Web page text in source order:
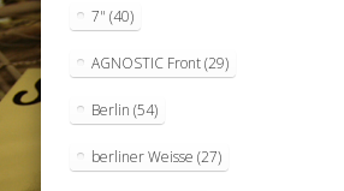
7" (40)
AGNOSTIC Front(29)
Berlin (54)
berliner Weisse (27)